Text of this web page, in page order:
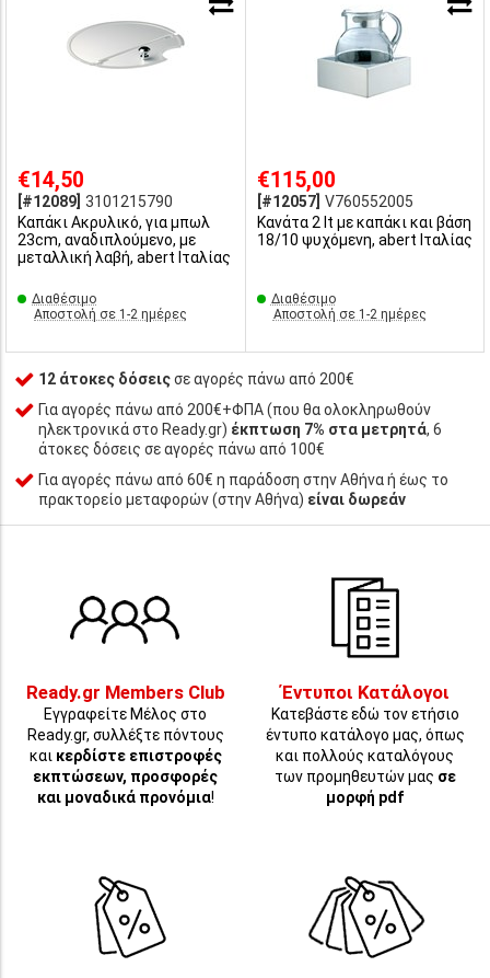
€14,50
[#12089] 3101215790
Καπάκι Ακρυλικό, για μπωλ
23cm, αναδιπλούμενο, με
μεταλλική λαβή, abert Ιταλίας
Διαθέσιμο
Αποστολή σε 1-2 ημέρες
€115,00
[#12057] V760552005
Κανάτα 2 lt με καπάκι και βάση
18/10 ψυχόμενη, abert Ιταλίας
Διαθέσιμο
Αποστολή σε 1-2 ημέρες
12 άτοκες δόσειςσε αγορές πάνω από 200€
Για αγορές πάνω από 200€+ΦΠΑ (που θα ολοκληρωθούν
ηλεκτρονικά στο Ready.gr) έκπτωση 7% στα μετρητά, 6
άτοκες δόσεις σε αγορές πάνω από 100€
Για αγορές πάνω από 60€ η παράδοση στην Αθήνα ή έως το
πρακτορείο μεταφορών (στην Αθήνα) είναι δωρεάν
Ready.gr Members Club
Εγγραφείτε Μέλος στο
Ready.gr, συλλέξτε πόντους
και κερδίστε επιστροφές
εκπτώσεων, προσφορές
και μοναδικά προνόμια!
Έντυποι Κατάλογοι
Κατεβάστε εδώ τον ετήσιο
έντυπο κατάλογο μας, όπως
και πολλούς καταλόγους
των προμηθευτών μας σε
μορφή pdf